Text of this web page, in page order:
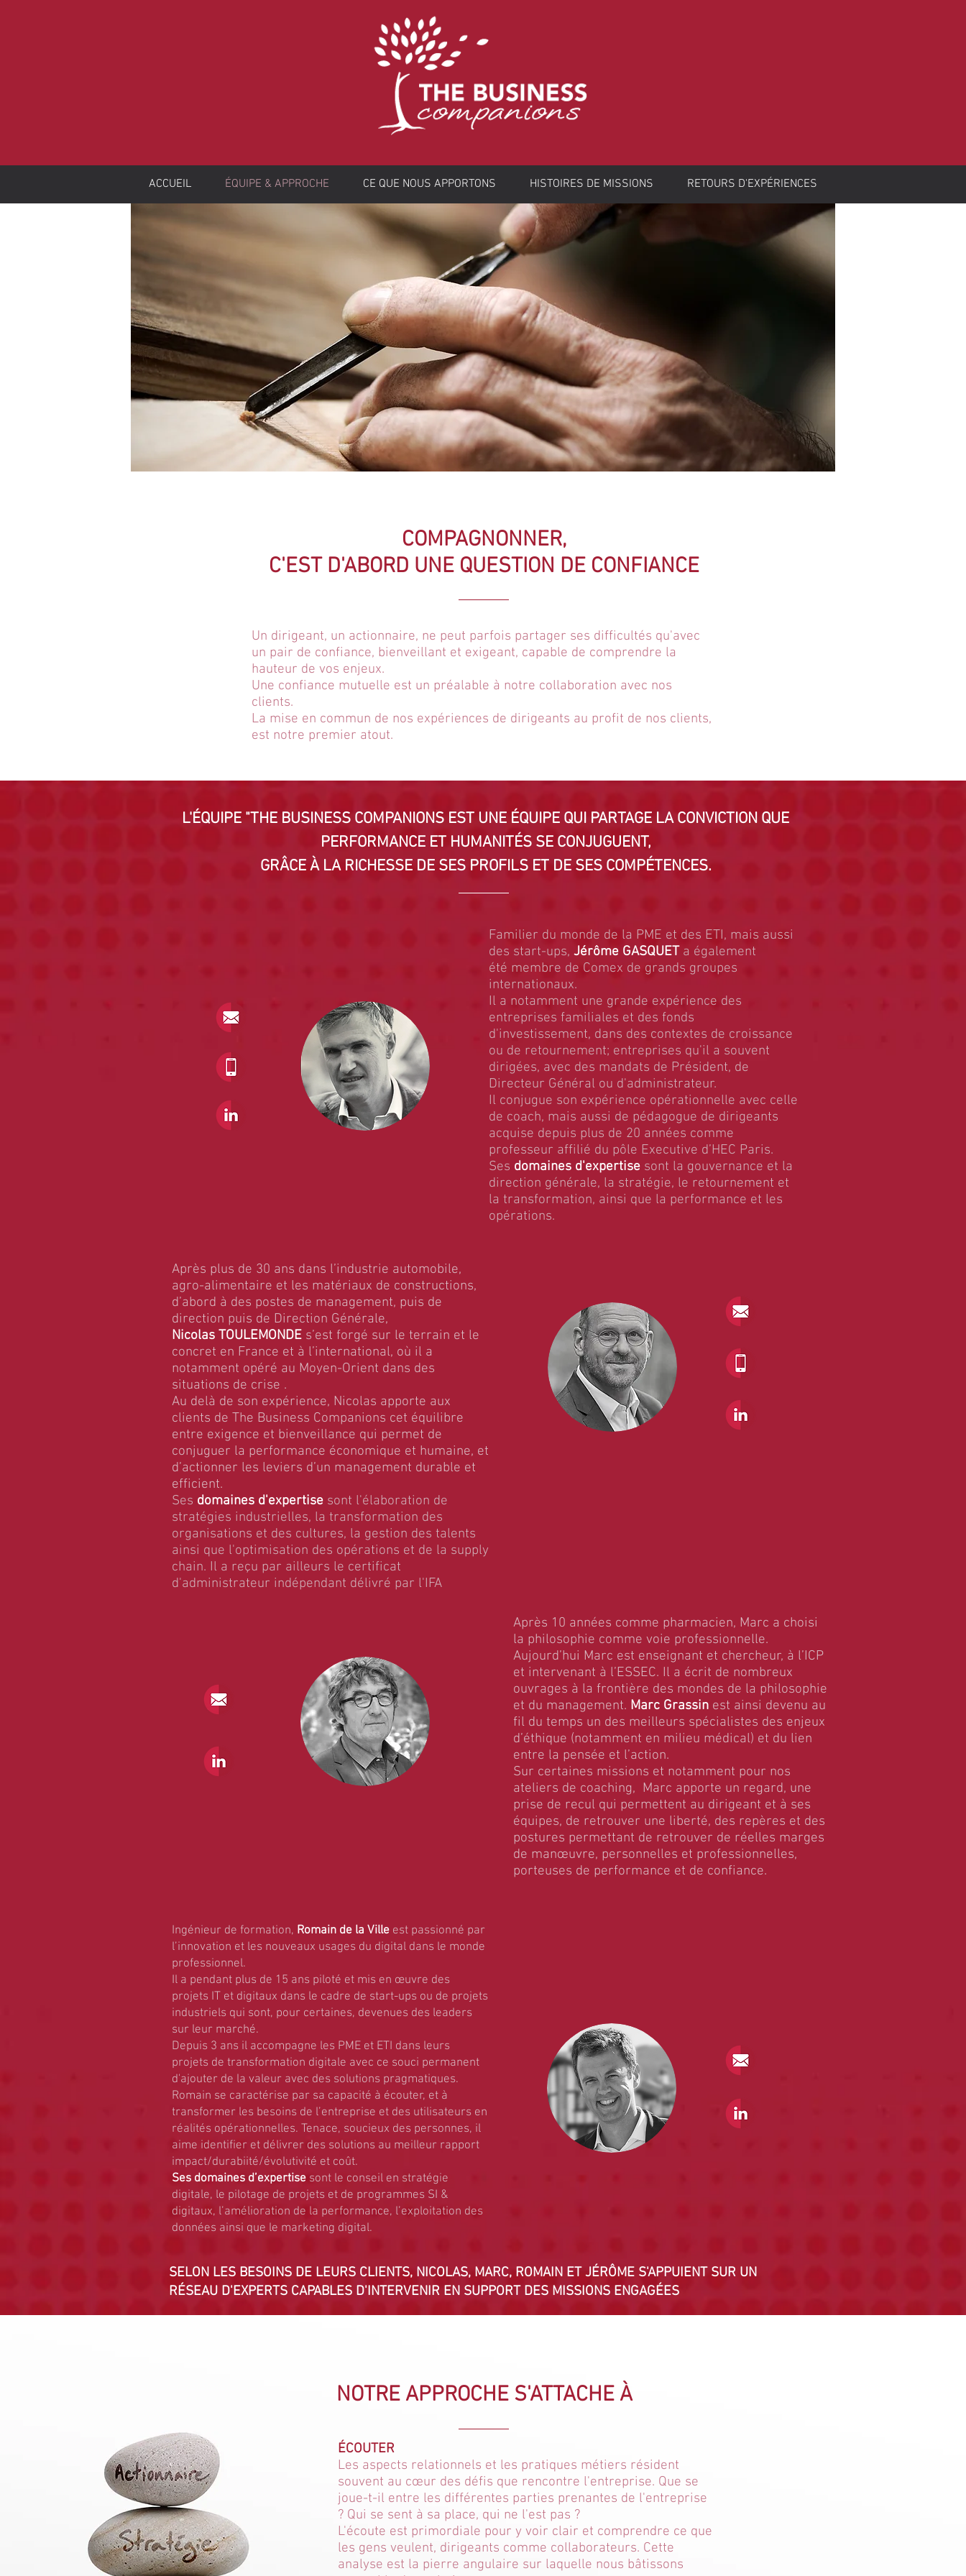
ACCUEIL ÉQUIPE & APPROCHE CE QUE NOUS APPORTONS HISTOIRES DE MISSIONS RETOURS D'EXPÉRIENCES
COMPAGNONNER,
C'EST D'ABORD UNE QUESTION DE CONFIANCE
Un dirigeant, un actionnaire, ne peut parfois partager ses difficultés qu'avec
un pair de confiance, bienveillant et exigeant, capable de comprendre la
hauteur de vos enjeux.
Une confiance mutuelle est un préalable à notre collaboration avec nos
clients.
La mise en commun de nos expériences de dirigeants au profit de nos clients,
est notre premier atout.
L'ÉQUIPE "THE BUSINESS COMPANIONS EST UNE ÉQUIPE QUI PARTAGE LA CONVICTION QUE
PERFORMANCE ET HUMANITÉS SE CONJUGUENT,
GRÂCE À LA RICHESSE DE SES PROFILS ET DE SES COMPÉTENCES.
Familier du monde de la PME et des ETI, mais aussi
des start-ups, Jérôme GASQUETa également
été membre de Comex de grands groupes
internationaux.
Il a notamment une grande expérience des
entreprises familiales et des fonds
d'investissement, dans des contextes de croissance
ou de retournement; entreprises qu'il a souvent
dirigées, avec des mandats de Président, de
Directeur Général ou d'administrateur.
Il conjugue son expérience opérationnelle avec celle
de coach, mais aussi de pédagogue de dirigeants
acquise depuis plus de 20 années comme
professeur affilié du pôle Executive d’HEC Paris.
Ses domaines d'expertise sont la gouvernance et la
direction générale, la stratégie, le retournement et
la transformation, ainsi que la performance et les
opérations.
Après plus de 30 ans dans l’industrie automobile,
agro-alimentaire et les matériaux de constructions,
d’abord à des postes de management, puis de
direction puis de Direction Générale,
Nicolas TOULEMONDE s’est forgé sur le terrain et le
concret en France et à l’international, où il a
notamment opéré au Moyen-Orient dans des
situations de crise .
Au delà de son expérience, Nicolas apporte aux
clients de The Business Companions cet équilibre
entre exigence et bienveillance qui permet de
conjuguer la performance économique et humaine, et
d’actionner les leviers d’un management durable et
efficient.
Ses domaines d'expertise sont l'élaboration de
stratégies industrielles, la transformation des
organisations et des cultures, la gestion des talents
ainsi que l'optimisation des opérations et de la supply
chain. Il a reçu par ailleurs le certificat
d'administrateur indépendant délivré par l'IFA
Après 10 années comme pharmacien, Marc a choisi
la philosophie comme voie professionnelle.
Aujourd’hui Marc est enseignant et chercheur, à l’ICP
et intervenant à l’ESSEC. Il a écrit de nombreux
ouvrages à la frontière des mondes de la philosophie
et du management. Marc Grassin est ainsi devenu au
fil du temps un des meilleurs spécialistes des enjeux
d’éthique (notamment en milieu médical) et du lien
entre la pensée et l’action.
Sur certaines missions et notamment pour nos
ateliers de coaching, Marc apporte un regard, une
prise de recul qui permettent au dirigeant et à ses
équipes, de retrouver une liberté, des repères et des
postures permettant de retrouver de réelles marges
de manœuvre, personnelles et professionnelles,
porteuses de performance et de confiance.
Ingénieur de formation, Romain de la Ville est passionné par
l’innovation et les nouveaux usages du digital dans le monde
professionnel.
Il a pendant plus de 15 ans piloté et mis en œuvre des
projets IT et digitaux dans le cadre de start-ups ou de projets
industriels qui sont, pour certaines, devenues des leaders
sur leur marché.
Depuis 3 ans il accompagne les PME et ETI dans leurs
projets de transformation digitale avec ce souci permanent
d'ajouter de la valeur avec des solutions pragmatiques.
Romain se caractérise par sa capacité à écouter, et à
transformer les besoins de l’entreprise et des utilisateurs en
réalités opérationnelles. Tenace, soucieux des personnes, il
aime identifier et délivrer des solutions au meilleur rapport
impact/durabiité/évolutivité et coût.
Ses domaines d’expertise sont le conseil en stratégie
digitale, le pilotage de projets et de programmes SI &
digitaux, l’amélioration de la performance, l’exploitation des
données ainsi que le marketing digital.
SELON LES BESOINS DE LEURS CLIENTS, NICOLAS, MARC, ROMAIN ET JÉRÔME S'APPUIENT SUR UN
RÉSEAU D'EXPERTS CAPABLES D'INTERVENIR EN SUPPORT DES MISSIONS ENGAGÉES
NOTRE APPROCHE S'ATTACHE À
ÉCOUTER
Les aspects relationnels et les pratiques métiers résident
souvent au cœur des défis que rencontre l'entreprise. Que se
joue-t-il entre les différentes parties prenantes de l'entreprise
? Qui se sent à sa place, qui ne l'est pas ?
L'écoute est primordiale pour y voir clair et comprendre ce que
les gens veulent, dirigeants comme collaborateurs. Cette
analyse est la pierre angulaire sur laquelle nous bâtissons